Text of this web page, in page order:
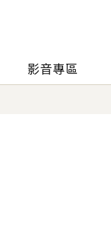
影音專區